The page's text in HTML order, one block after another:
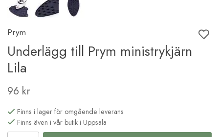
Prym
Underlägg till Prym ministrykjärn
Lila
96 kr
Finns i lager för omgående leverans
Finns även i vår butik i Uppsala